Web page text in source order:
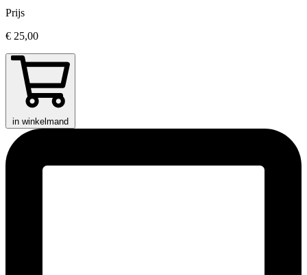
Prijs
€ 25,00
in winkelmand